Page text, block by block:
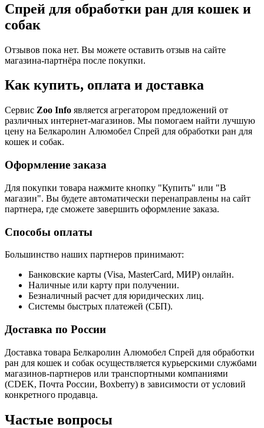
Спрей для обработки ран для кошек и
собак
Отзывов пока нет. Вы можете оставить отзыв на сайте
магазина-партнёра после покупки.
Как купить, оплата и доставка
Сервис Zoo Info является агрегатором предложений от
различных интернет-магазинов. Мы помогаем найти лучшую
цену на Белкаролин Алюмобел Спрей для обработки ран для
кошек и собак.
Оформление заказа
Для покупки товара нажмите кнопку "Купить" или "В
магазин". Вы будете автоматически перенаправлены на сайт
партнера, где сможете завершить оформление заказа.
Способы оплаты
Большинство наших партнеров принимают:
Банковские карты (Visa, MasterCard, МИР) онлайн.
Наличные или карту при получении.
Безналичный расчет для юридических лиц.
Системы быстрых платежей (СБП).
Доставка по России
Доставка товара Белкаролин Алюмобел Спрей для обработки
ран для кошек и собак осуществляется курьерскими службами
магазинов-партнеров или транспортными компаниями
(CDEK, Почта России, Boxberry) в зависимости от условий
конкретного продавца.
Частые вопросы